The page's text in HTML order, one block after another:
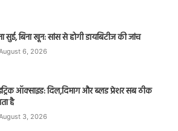
सुई, बिना खून: सांस से होगी डायबिटीज की जांच
6, 2026
ऑक्साइड: दिल,दिमाग और ब्लड प्रेशर सब ठीक
है
3, 2026